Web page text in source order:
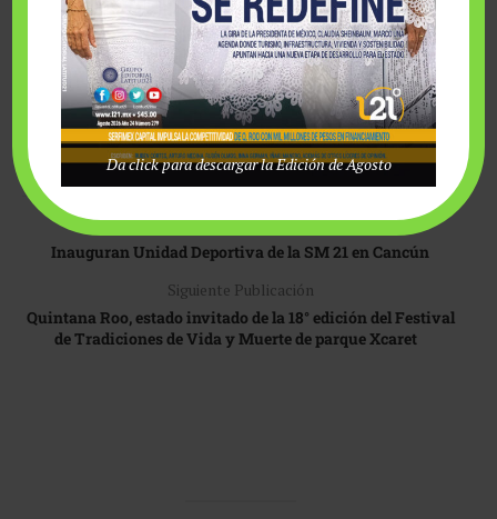
Quintana Roo, Verónica Lezama Espinosa; el subsecretario de
Educación Miguel Ángel Medina Cortázar; la comisionada
presidenta del pleno del IDAIPQROO, Magda Lozano Ocman, y
el diputado federal Alberto Batún Chulim.
Publicación anterior
Inauguran Unidad Deportiva de la SM 21 en Cancún
Siguiente Publicación
Quintana Roo, estado invitado de la 18° edición del Festival
de Tradiciones de Vida y Muerte de parque Xcaret
Da click para descargar la Edición de Agosto